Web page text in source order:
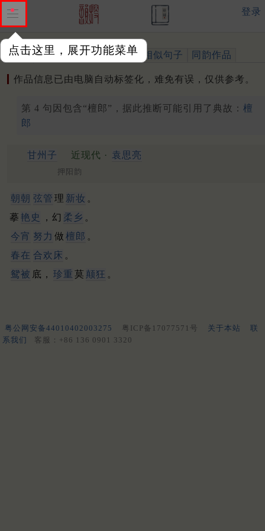
点击这里，展开功能菜单
登录
作品 标注四声 出处、引用 相似句子 同韵作品
作品信息已由电脑自动标签化，难免有误，仅供参考。
第 4 句因包含“檀郎”，据此推断可能引用了典故： 檀
郎
甘州子 近现代 · 袁思亮
押阳韵
朝朝 弦管 理 新妆 。
摹 艳史 ，幻 柔乡 。
今宵 努力 做 檀郎 。
春在 合欢床 。
鸳被 底， 珍重 莫 颠狂 。
粤公网安备44010402003275 粤ICP备17077571号 关于本站
联
系我们
客服：+86 136 0901 3320